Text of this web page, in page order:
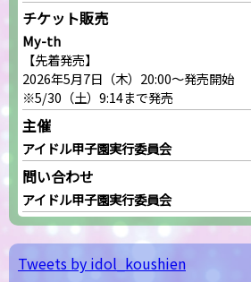
チケット販売
My-th
【先着発売】
2026年5月7日（木）20:00～発売開始
※5/30（土）9:14まで発売
主催
アイドル甲子園実行委員会
問い合わせ
アイドル甲子園実行委員会
Tweets by idol_koushien